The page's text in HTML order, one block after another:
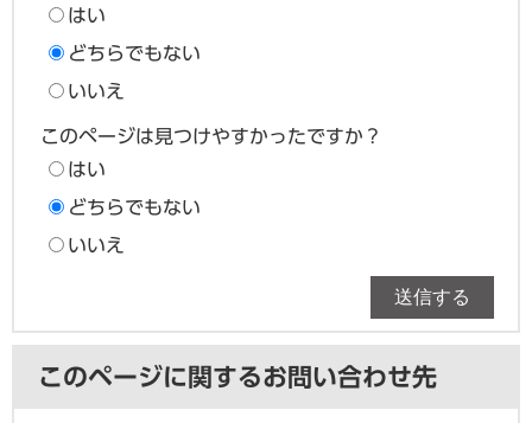
はい
どちらでもない
いいえ
このページは見つけやすかったですか？
はい
どちらでもない
いいえ
このページに関するお問い合わせ先